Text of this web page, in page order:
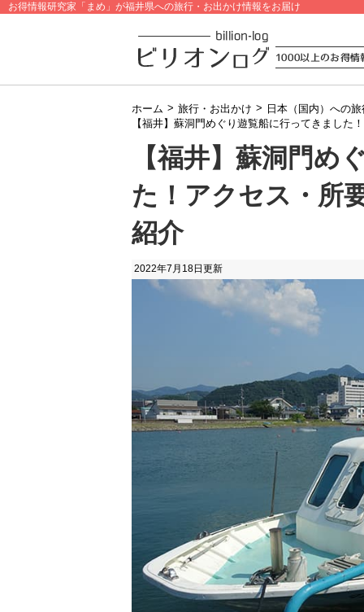
お得情報研究家「まめ」が福井県への旅行・お出かけ情報をお届け
ホーム > 旅行・お出かけ > 日本（国内）への
【福井】蘇洞門めぐり遊覧船に行ってきました
【福井】蘇洞門め
た！アクセス・所
紹介
2022年7月18日 更新